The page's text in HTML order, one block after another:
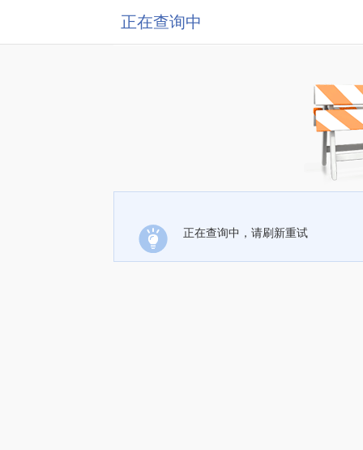
正在查询中
正在查询中，请刷新重试